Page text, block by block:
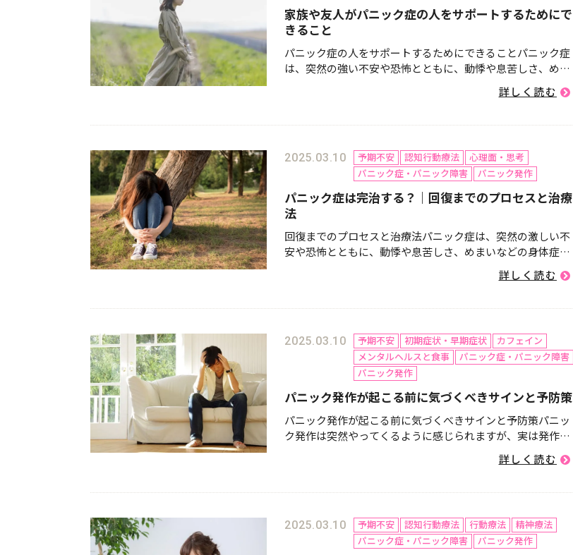
家族や友人がパニック症の人をサポートするためにで
きること
パニック症の人をサポートするためにできることパニック症
は、突然の強い不安や恐怖とともに、動悸や息苦しさ、めま
いなどの身体症状を伴う疾患です。発作を繰り返すことで、
日常生活や対人関係に支障をきたすことも少なくありませ
詳しく読む
2025.03.10 予期不安 認知行動療法
心理面・思考
パニック症・パニック障害
パニック発作
パニック症は完治する？｜回復までのプロセスと治療
法
回復までのプロセスと治療法パニック症は、突然の激しい不
安や恐怖とともに、動悸や息苦しさ、めまいなどの身体症状
を伴う疾患です。発作を繰り返すことで、「また起きるので
は？」という不安（予期不安）が強まり、外出や日常生活に
詳しく読む
2025.03.10 予期不安 初期症状・早期症状
カフェイン
メンタルヘルスと食事
パニック症・パニック障害
パニック発作
パニック発作が起こる前に気づくべきサインと予防策
パニック発作が起こる前に気づくべきサインと予防策パニッ
ク発作は突然やってくるように感じられますが、実は発作の
前にはいくつかの予兆（サイン）があることが多いです。こ
れらのサインに早めに気づくことで、発作を未然に防いだ
詳しく読む
2025.03.10 予期不安 認知行動療法 行動療法
精神療法
パニック症・パニック障害
パニック発作